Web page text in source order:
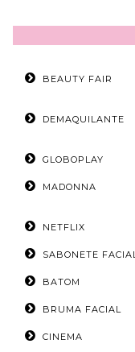
BEAUTY FAIR
DEMAQUILANTE
GLOBOPLAY
MADONNA
NETFLIX
SABONETE
BATOM
BRUMA FACIAL
CINEMA